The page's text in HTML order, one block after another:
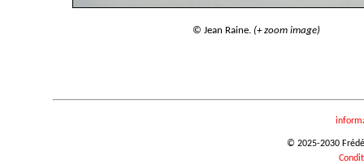
© Jean Raine. (+ zoom image)
© 2025-2030